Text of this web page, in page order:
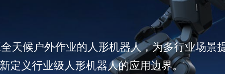
天候户外作业的人形机器人，为多行业场景
定义行业级人形机器人的应用边界。